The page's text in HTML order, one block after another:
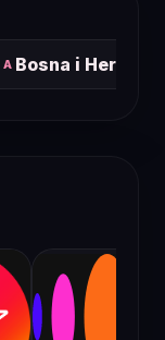
Bosna i